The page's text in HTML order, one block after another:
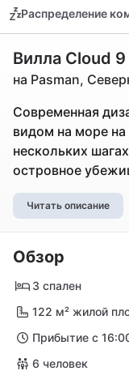
Распределение
Вилла Cloud 9
на Pasman,
Современная
видом на море
нескольких
островное
Читать описание
Обзор
3 спален
122 м² жилой
Прибытие с
6 человек